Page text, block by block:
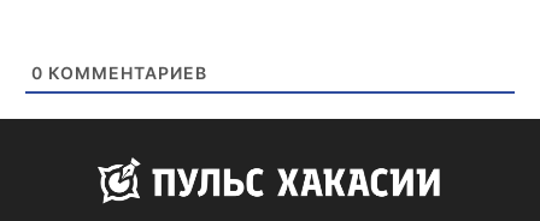
0 КОММЕНТАРИЕВ